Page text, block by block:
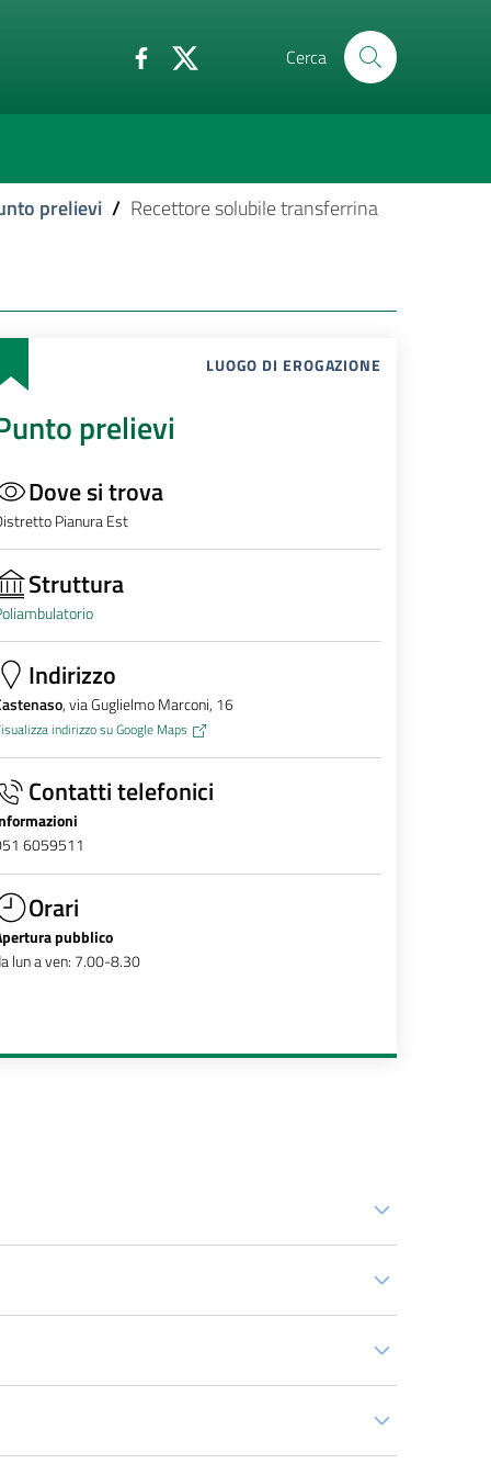
Cerca
prelievi / Recettore solubile transferrina
LUOGO DI EROGAZIONE
prelievi
Dove si trova
Pianura Est
Struttura
Indirizzo
, via Guglielmo Marconi, 16
indirizzo su Google Maps
Contatti telefonici
6059511
Orari
pubblico
lun a ven: 7.00-8.30